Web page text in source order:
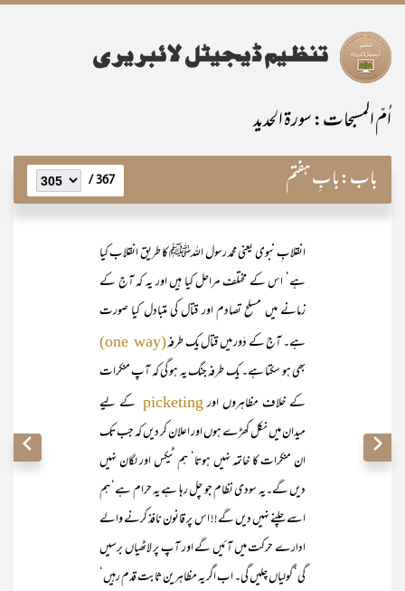
اُمّ المسبحات: سورۃ الحدید
باب:بابِ ہفتم 367 /
انقلابِ نبوی یعنی محمد رسول اللہﷺ کا طریق انقلاب کیا
ہے‘ اس کے مختلف مراحل کیا ہیں اور یہ کہ آج کے
زمانے میں مسلح تصادم اور قتال کی متبادل کیا صورت
ہے۔ آج کے دَور میں قتال یک طرفہ(one way)
بھی ہو سکتا ہے۔ یک طرفہ جنگ یہ ہو گی کہ آپ منکرات
کے خلاف مظاہروں اور picketing کے لیے
میدان میں نکل کھڑے ہوں اور اعلان کر دیں کہ جب تک
ان منکرات کا خاتمہ نہیں ہوتا‘ ہم ٹیکس اور لگان نہیں
دیں گے۔یہ سودی نظام جو چل رہا ہے یہ حرام ہے‘ ہم
اسے چلنے نہیں دیں گے!! اس پر قانون نافذ کرنے والے
ادارے حرکت میں آئیں گے اور آپ پر لاٹھیاں برسیں
گی‘ گولیاں چلیں گی۔ اب اگر یہ مظاہرین ثابت قدم رہیں‘